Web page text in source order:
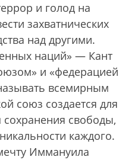
и голод на
захватнических
над другими.
наций» — Кант
и «федерацией
всемирным
союз создается для
сохранения свободы,
каждого.
Иммануила